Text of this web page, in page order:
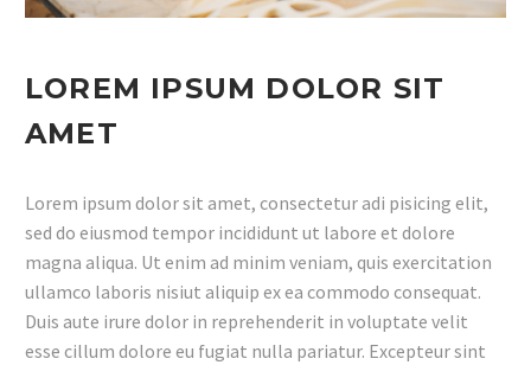
LOREM IPSUM DOLOR SIT
AMET
Lorem ipsum dolor sit amet, consectetur adi pisicing elit,
sed do eiusmod tempor incididunt ut labore et dolore
magna aliqua. Ut enim ad minim veniam, quis exercitation
ullamco laboris nisiut aliquip ex ea commodo consequat.
Duis aute irure dolor in reprehenderit in voluptate velit
esse cillum dolore eu fugiat nulla pariatur. Excepteur sint